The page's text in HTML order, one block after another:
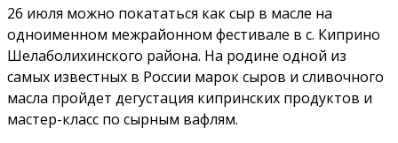
26 июля можно покататься как сыр в масле на
одноименном меж­районном фестивале в с. Киприно
Шелаболихинского района. На родине одной из
самых известных в России марок сыров и сливочного
масла пройдет дегустация кипринских продуктов и
мастер-класс по сырным вафлям.